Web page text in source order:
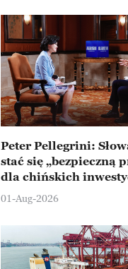
Peter Pellegrini:
stać się „bezpieczną
dla chińskich
Europejskiej
01-Aug-2026